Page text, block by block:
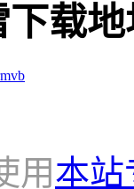
载地
用本站